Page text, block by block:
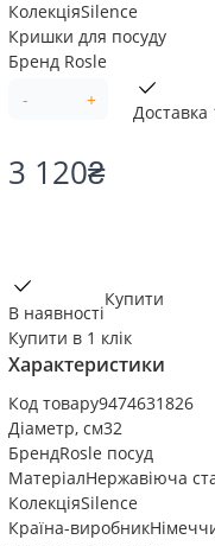
КолекціяSilence
Кришки для посуду
Бренд Rosle
-
+
Доставка
3 120₴
В наявності
Купити
Купити в 1 клік
Характеристики
Код товару9474631826
Діаметр, см32
БрендRosle посуд
МатеріалНержавіюча
КолекціяSilence
Країна-виробник